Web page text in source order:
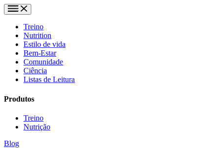
Treino
Nutrition
Estilo de vida
Bem-Estar
Comunidade
Ciência
Listas de Leitura
Produtos
Treino
Nutrição
Blog